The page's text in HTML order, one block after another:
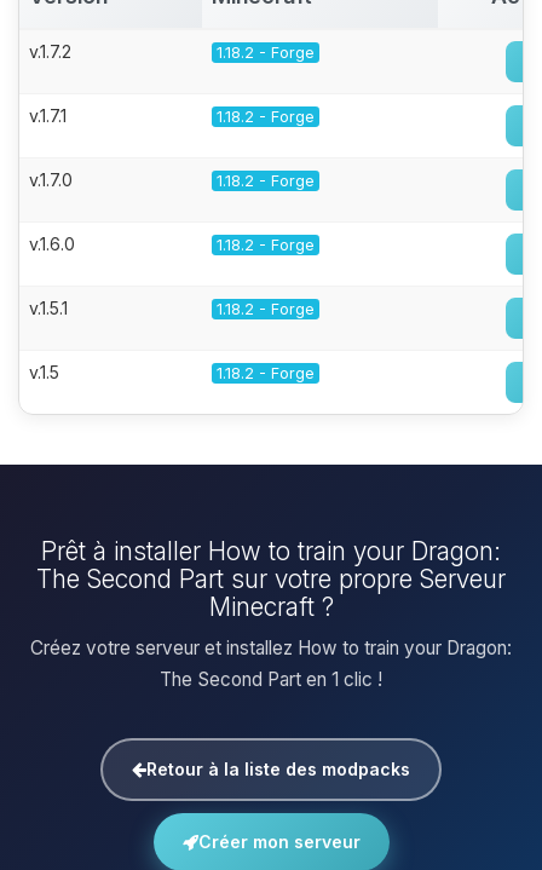
v.1.7.2 1.18.2 - Forge
v.1.7.1 1.18.2 - Forge
v.1.7.0 1.18.2 - Forge
v.1.6.0 1.18.2 - Forge
v.1.5.1 1.18.2 - Forge
v.1.5 1.18.2 - Forge
Prêt à installer How to train your Dragon:
The Second Part sur votre propre Serveur
Minecraft ?
Créez votre serveur et installez How to train your Dragon:
The Second Part en 1 clic !
Retour à la liste des modpacks
Créer mon serveur